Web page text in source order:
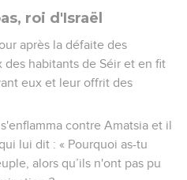
roi d'Israël
après la défaite des
habitants de Séir et en fit
eux et leur offrit des
contre Amatsia et il
lui dit : « Pourquoi as-tu
alors qu’ils n'ont pas pu